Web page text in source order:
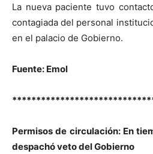
La nueva paciente tuvo
contagiada del personal
en el palacio de Gobierno.
Fuente: Emol
Permisos de circulación: En
despachó veto del Gobierno